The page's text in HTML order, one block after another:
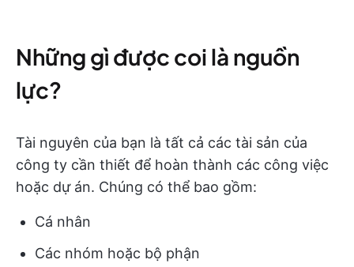
Những gì được coi là nguồn
lực?
Tài nguyên của bạn là tất cả các tài sản của
công ty cần thiết để hoàn thành các công việc
hoặc dự án. Chúng có thể bao gồm:
Cá nhân
Các nhóm hoặc bộ phận